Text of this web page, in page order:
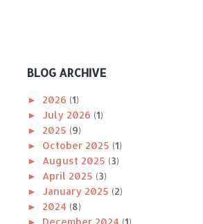
BLOG ARCHIVE
► 2026 (1)
► July 2026 (1)
► 2025 (9)
► October 2025 (1)
► August 2025 (3)
► April 2025 (3)
► January 2025 (2)
► 2024 (8)
► December 2024 (1)